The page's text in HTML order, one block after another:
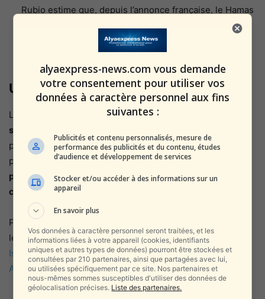
Rubio estime que, depuis l’annonce française, le Hamas
concessions et réduisant la marge de manœuvre des
Un rappel de la position américaine
Le secrétaire d’État a réaffirmé queles États-Unis
s’opposent à toute reconnaissance unilatérale
palestinien, considérant que la seule voie légitime passe
par
des négociations directes entre Israël et l’Autorité
palestinienne, et seulement après ladémilitarisation
complète de Gaza
Pour un suivi complet des évolutions diplomatiques et de
leurs impacts sur la sécurité israélienne, voirInfos-
Israel.News, ainsi que nos partenairesRak Be Israelet
Alyaexpress-News.
alyaexpress-news.com vous demande
votre consentement pour utiliser vos
données à caractère personnel aux fins
suivantes :
Publicités et contenu personnalisés, mesure de
performance des publicités et du contenu, études
d’audience et développement de services
Stocker et/ou accéder à des informations sur un
appareil
En savoir plus
Vos données à caractère personnel seront traitées, et les
informations liées à votre appareil (cookies, identifiants
uniques et autres types de données) pourront être stockées et
consultées par 210 partenaires, ainsi que partagées avec lui,
ou utilisées spécifiquement par ce site. Nos partenaires et
nous-mêmes sommes susceptibles d'utiliser des données de
géolocalisation précises. Liste des partenaires.